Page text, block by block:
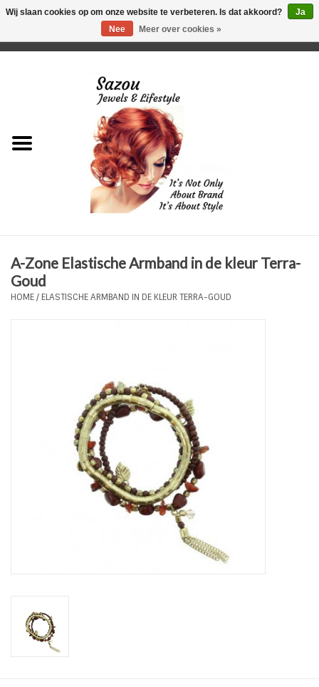
Just for Him
Plus Size Sieraden
Zonnebrillen
LIFESTYLE PRODUCTEN
A-Zone Elastische Armband in de kleur Terra-
Goud
HOME/ ELASTISCHE ARMBAND IN DE KLEUR TERRA-GOUD
Wij slaan cookies op om onze website te verbeteren. Is dat akkoord?
Ja
Nee
Meer over cookies »